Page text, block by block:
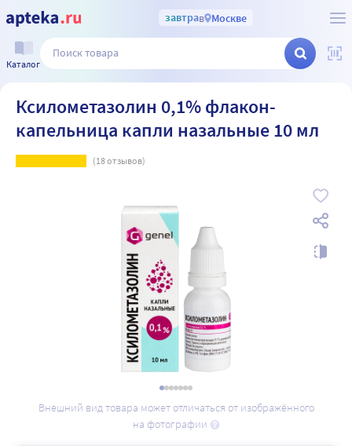
завтрав Москве
Каталог
Ксилометазолин 0,1% флакон-
капельница капли назальные 10 мл
(18отзывов)
Внешний вид товара может отличаться от изображённого
на фотографии